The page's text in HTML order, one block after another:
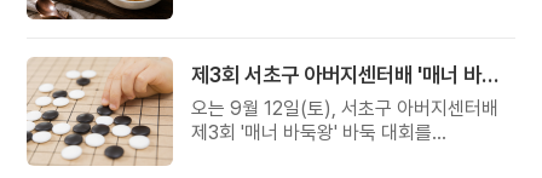
제3회 서초구 아버지센터배 '매너 바둑왕' 대회
오는 9월 12일(토), 서초구 아버지센터배
제3회 '매너 바둑왕' 바둑 대회를